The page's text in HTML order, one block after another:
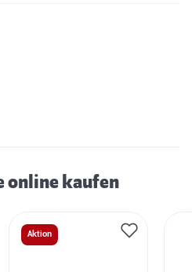
online kaufen
Aktion